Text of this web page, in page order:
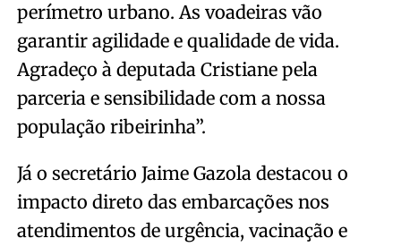
perímetro urbano. As voadeiras vão
garantir agilidade e qualidade de vida.
Agradeço à deputada Cristiane pela
parceria e sensibilidade com a nossa
população ribeirinha”.
Já o secretário Jaime Gazola destacou o
impacto direto das embarcações nos
atendimentos de urgência, vacinação e